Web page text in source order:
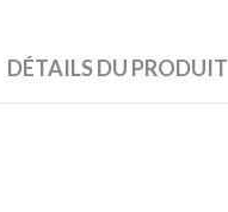
DÉTAILS DU PRODUIT